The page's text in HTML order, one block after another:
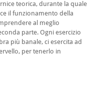
teorica, durante la quale
il funzionamento della
al meglio
parte. Ogni esercizio
più banale, ci esercita ad
per tenerlo in